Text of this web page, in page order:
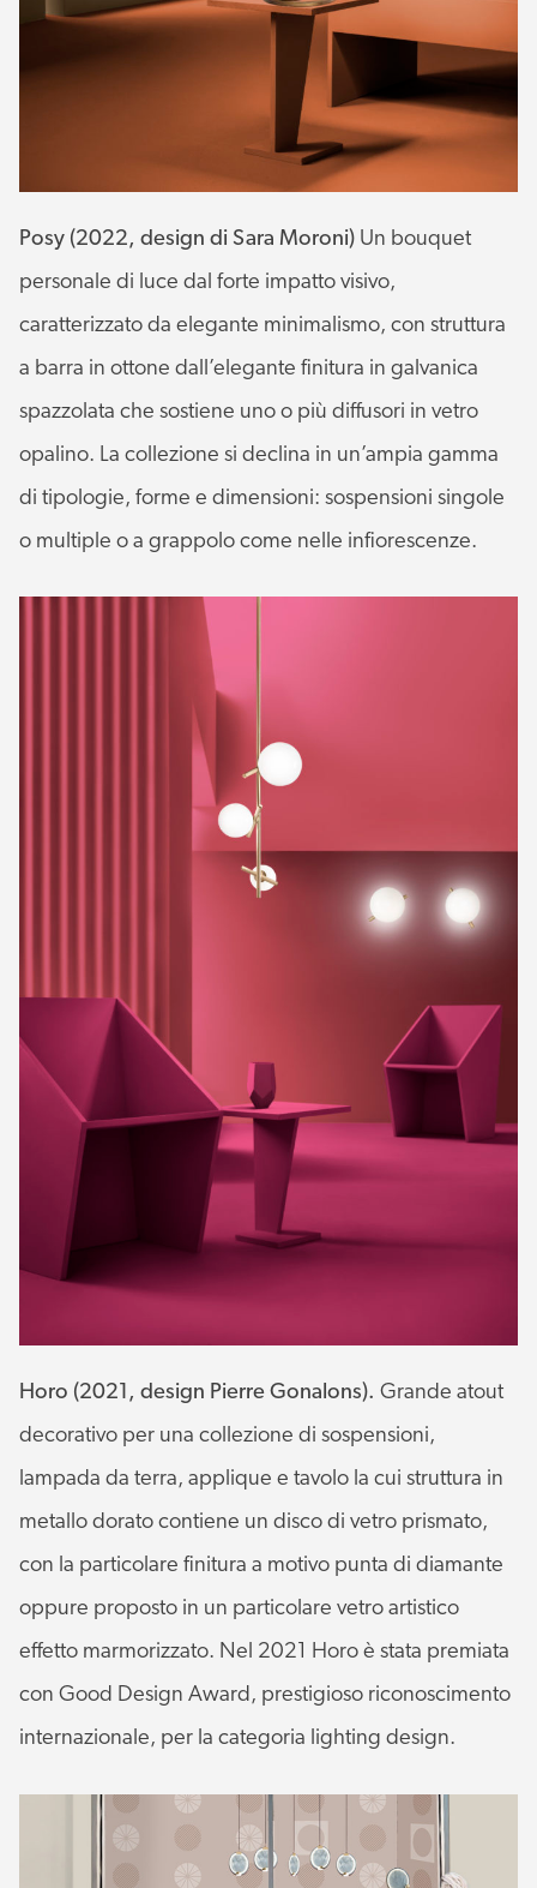
Posy (2022, design di Sara Moroni) Un bouquet
personale di luce dal forte impatto visivo,
caratterizzato da elegante minimalismo, con struttura
a barra in ottone dall’elegante finitura in galvanica
spazzolata che sostiene uno o più diffusori in vetro
opalino. La collezione si declina in un’ampia gamma
di tipologie, forme e dimensioni: sospensioni singole
o multiple o a grappolo come nelle infiorescenze.
Horo (2021, design Pierre Gonalons). Grande atout
decorativo per una collezione di sospensioni,
lampada da terra, applique e tavolo la cui struttura in
metallo dorato contiene un disco di vetro prismato,
con la particolare finitura a motivo punta di diamante
oppure proposto in un particolare vetro artistico
effetto marmorizzato. Nel 2021 Horo è stata premiata
con Good Design Award, prestigioso riconoscimento
internazionale, per la categoria lighting design.